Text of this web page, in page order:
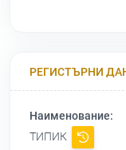
РЕГИСТЪРНИ
Наименование:
ТИПИК